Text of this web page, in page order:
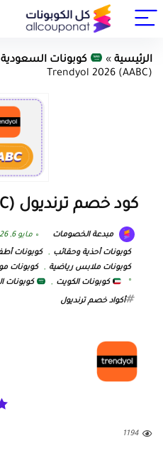
الرئيسية » كوبونات السعودية
Trendyol 2026 (AABC)
كود خصم ترنديول Trendyol 2026 (AABC)
مبدعة الخصومات مايو 6, 2026
كوبونات أحذية وحقائب , كوبونات
كوبونات ملابس رياضية , كوبونات
كوبونات الكويت , كوبونات
أكواد خصم ترنديول
1194